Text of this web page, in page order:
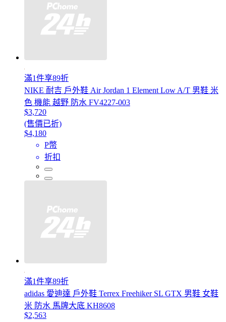
滿1件享89折
NIKE 耐吉 戶外鞋 Air Jordan 1 Element Low A/T 男鞋 米
色 機能 越野 防水 FV4227-003
$3,720
(售價已折)
$4,180
P幣
折扣
滿1件享89折
adidas 愛迪達 戶外鞋 Terrex Freehiker SL GTX 男鞋 女鞋
米 防水 馬牌大底 KH8608
$2,563